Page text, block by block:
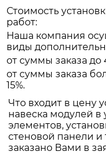
Стоимость
работ:
Наша компания
виды
от суммы заказа до
от суммы заказа
15%.
Что входит в цену
навеска модулей в
элементов,
стеновой панели и
заказано Вами в